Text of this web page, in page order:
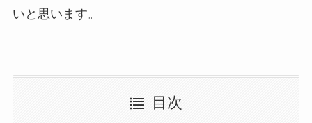
いと思います。
目次